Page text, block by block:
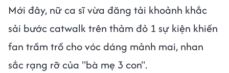
Mới đây, nữ ca sĩ vừa đăng tải khoảnh khắc
sải bước catwalk trên thảm đỏ 1 sự kiện khiến
fan trầm trồ cho vóc dáng mảnh mai, nhan
sắc rạng rỡ của "bà mẹ 3 con".